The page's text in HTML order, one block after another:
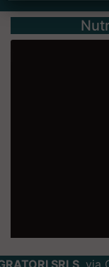
SRLS, via